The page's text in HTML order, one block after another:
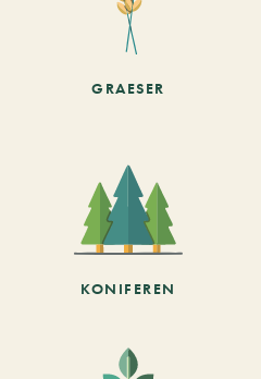
GRAESER
KONIFEREN